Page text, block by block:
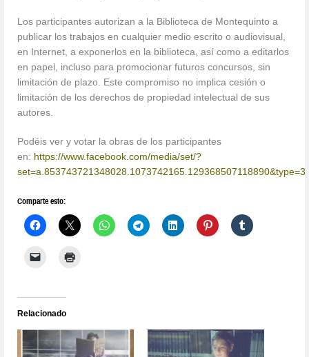
Los participantes autorizan a la Biblioteca de Montequinto a
publicar los trabajos en cualquier medio escrito o audiovisual,
en Internet, a exponerlos en la biblioteca, así como a editarlos
en papel, incluso para promocionar futuros concursos, sin
limitación de plazo. Este compromiso no implica cesión o
limitación de los derechos de propiedad intelectual de sus
autores.
Podéis ver y votar la obras de los participantes
en: https://www.facebook.com/media/set/?
set=a.853743721348028.1073742165.129368507118890&type=3
Comparte esto:
Relacionado